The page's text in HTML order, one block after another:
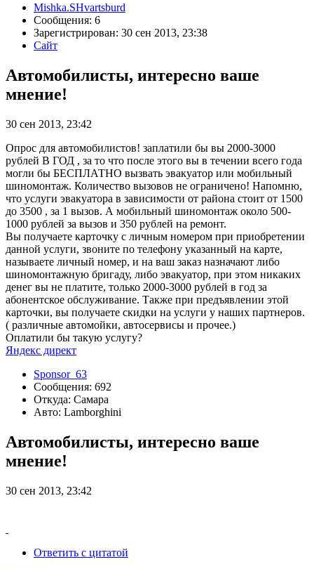
Mishka.SHvartsburd
Сообщения: 6
Зарегистрирован: 30 сен 2013, 23:38
Сайт
Автомобилисты, интересно ваше
мнение!
30 сен 2013, 23:42
Опрос для автомобилистов! заплатили бы вы 2000-3000
рублей В ГОД , за то что после этого вы в течении всего года
могли бы БЕСПЛАТНО вызвать эвакуатор или мобильный
шиномонтаж. Количество вызовов не ограничено! Напомню,
что услуги эвакуатора в зависимости от района стоит от 1500
до 3500 , за 1 вызов. А мобильный шиномонтаж около 500-
1000 рублей за вызов и 350 рублей на ремонт.
Вы получаете карточку с личным номером при приобретении
данной услуги, звоните по телефону указанный на карте,
называете личный номер, и на ваш заказ назначают либо
шиномонтажную бригаду, либо эвакуатор, при этом никаких
денег вы не платите, только 2000-3000 рублей в год за
абонентское обслуживание. Также при предъявлении этой
карточки, вы получаете скидки на услуги у наших партнеров.
( различные автомойки, автосервисы и прочее.)
Оплатили бы такую услугу?
Яндекс директ
Sponsor_63
Сообщения: 692
Откуда: Самара
Авто: Lamborghini
Автомобилисты, интересно ваше
мнение!
30 сен 2013, 23:42
Ответить с цитатой